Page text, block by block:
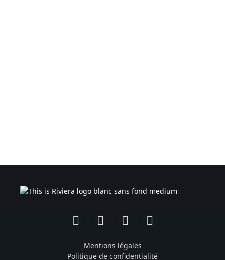
FacebookInstagramTikTok YouTube
Mentions légales
Politique de confidentialité